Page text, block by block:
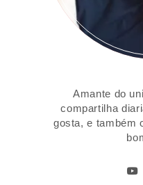
Amante do
compartilha
gosta, e também